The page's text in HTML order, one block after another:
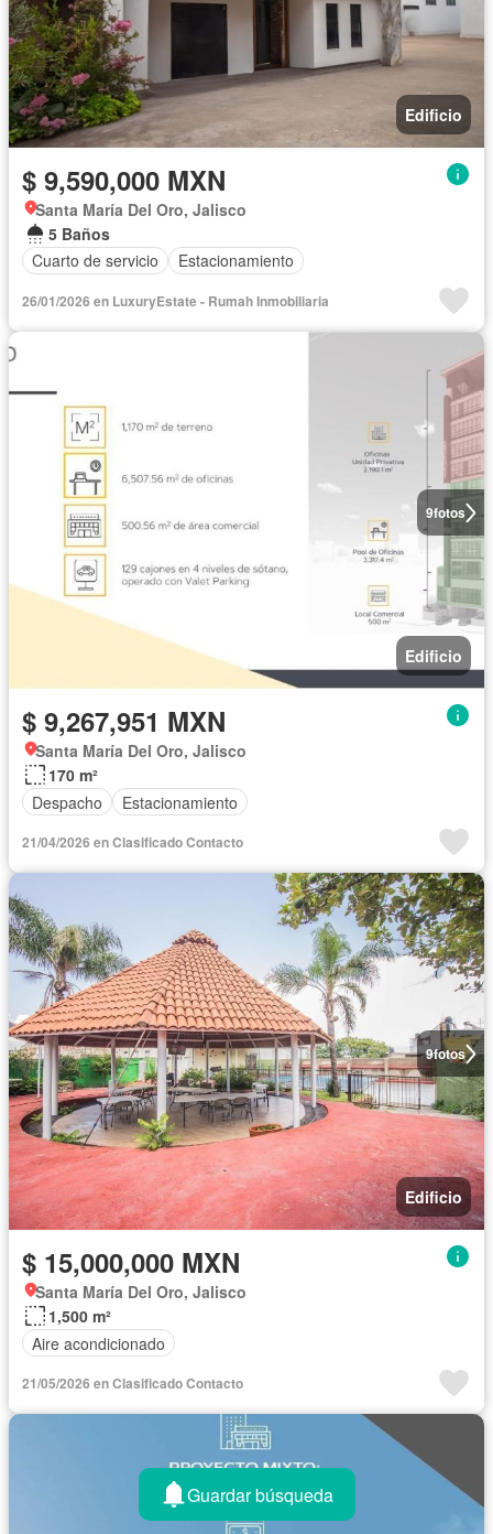
Edificio
$ 9,590,000 MXN
Santa María Del Oro, Jalisco
5 Baños
Cuarto de servicio
Estacionamiento
26/01/2026 en LuxuryEstate - Rumah Inmobiliaria
9fotos
Edificio
$ 9,267,951 MXN
Santa María Del Oro, Jalisco
170 m²
Despacho
Estacionamiento
21/04/2026 en Clasificado Contacto
9fotos
Edificio
$ 15,000,000 MXN
Santa María Del Oro, Jalisco
1,500 m²
Aire acondicionado
21/05/2026 en Clasificado Contacto
Guardar búsqueda